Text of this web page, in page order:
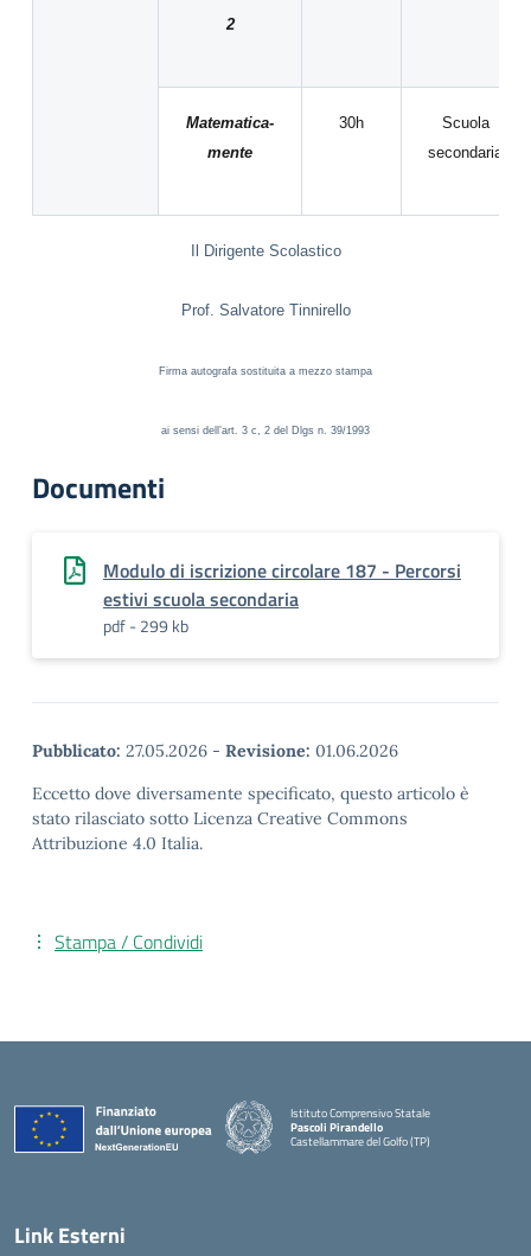
2
Matematica-
mente
30h
Scuola
secondaria
Il Dirigente Scolastico
Prof. Salvatore Tinnirello
Firma autografa sostituita a mezzo stampa
ai sensi dell’art. 3 c, 2 del Dlgs n. 39/1993
Documenti
Modulo di iscrizione circolare 187 - Percorsi
estivi scuola secondaria
pdf - 299 kb
Pubblicato: 27.05.2026 - Revisione: 01.06.2026
Eccetto dove diversamente specificato, questo articolo è
stato rilasciato sotto Licenza Creative Commons
Attribuzione 4.0 Italia.
Stampa / Condividi
Istituto Comprensivo Statale
Pascoli Pirandello
Castellammare del Golfo (TP)
Link Esterni